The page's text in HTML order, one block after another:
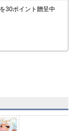
30ポイント贈呈中